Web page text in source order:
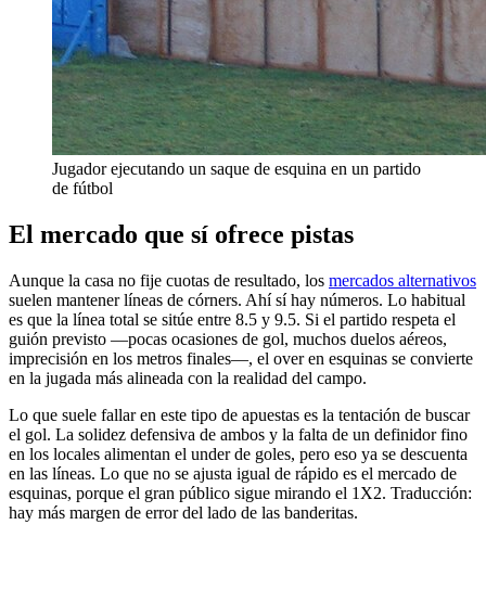
Jugador ejecutando un saque de esquina en un partido
de fútbol
El mercado que sí ofrece pistas
Aunque la casa no fije cuotas de resultado, los mercados alternativos
suelen mantener líneas de córners. Ahí sí hay números. Lo habitual
es que la línea total se sitúe entre 8.5 y 9.5. Si el partido respeta el
guión previsto —pocas ocasiones de gol, muchos duelos aéreos,
imprecisión en los metros finales—, el over en esquinas se convierte
en la jugada más alineada con la realidad del campo.
Lo que suele fallar en este tipo de apuestas es la tentación de buscar
el gol. La solidez defensiva de ambos y la falta de un definidor fino
en los locales alimentan el under de goles, pero eso ya se descuenta
en las líneas. Lo que no se ajusta igual de rápido es el mercado de
esquinas, porque el gran público sigue mirando el 1X2. Traducción:
hay más margen de error del lado de las banderitas.